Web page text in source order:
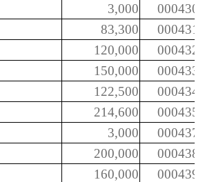
3,000
000430
83,300
000431
120,000
000432
150,000
000433
122,500
000434
214,600
000435
3,000
000437
200,000
000438
160,000
000439